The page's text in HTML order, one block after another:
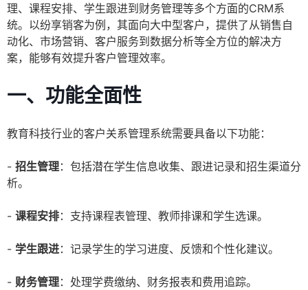
理、课程安排、学生跟进到财务管理等多个方面的CRM系
统。以纷享销客为例，其面向大中型客户，提供了从销售自
动化、市场营销、客户服务到数据分析等全方位的解决方
案，能够有效提升客户管理效率。
一、功能全面性
教育科技行业的客户关系管理系统需要具备以下功能：
- 招生管理：包括潜在学生信息收集、跟进记录和招生渠道分
析。
- 课程安排：支持课程表管理、教师排课和学生选课。
- 学生跟进：记录学生的学习进度、反馈和个性化建议。
- 财务管理：处理学费缴纳、财务报表和费用追踪。